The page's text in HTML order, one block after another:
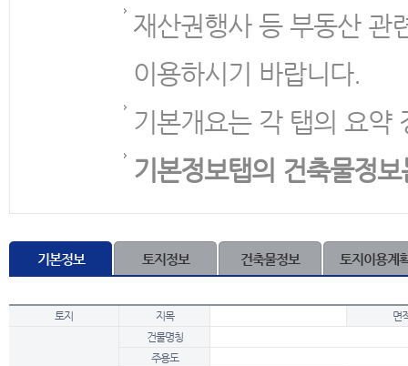
재산권행사 등 부동산 관
이용하시기 바랍니다.
기본개요는 각 탭의 요약
기본정보탭의 건축물정
기본정보 토지정보 건축물정보 토지이용계
토지 지목 면
건물명칭
주용도